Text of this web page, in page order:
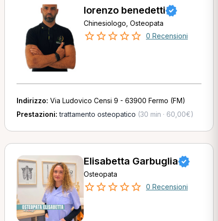
lorenzo benedetti
Chinesiologo, Osteopata
0 Recensioni
Indirizzo: Via Ludovico Censi 9 - 63900 Fermo (FM)
Prestazioni:trattamento osteopatico (30 min · 60,00€)
Elisabetta Garbuglia
Osteopata
0 Recensioni